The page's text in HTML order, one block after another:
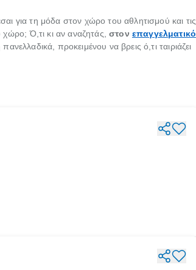
για τη μόδα στον χώρο του αθλητισμού και τις
χώρο; Ό,τι κι αν αναζητάς,στον επαγγελματικό
πανελλαδικά, προκειμένου να βρεις ό,τι ταιριάζει